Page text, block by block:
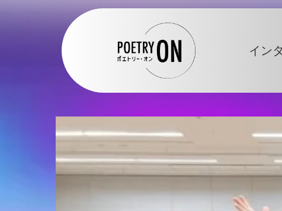
ポエトリ
ー・オン
イン